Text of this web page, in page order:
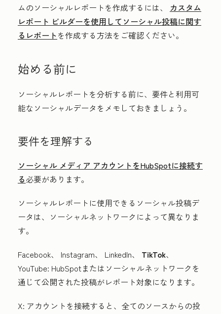
ムのソーシャルレポートを作成するには、 カスタム
レポート ビルダーを使用してソーシャル投稿に関す
るレポートを作成する方法をご確認ください。
始める前に
ソーシャルレポートを分析する前に、要件と利用可
能なソーシャルデータをメモしておきましょう。
要件を理解する
ソーシャル メディア アカウントをHubSpotに接続す
る必要があります。
ソーシャルレポートに使用できるソーシャル投稿デ
ータは、ソーシャルネットワークによって異なりま
す。
Facebook、 Instagram、 LinkedIn、 TikTok、
YouTube: HubSpotまたはソーシャルネットワークを
通じて公開された投稿がレポート対象になります。
X: アカウントを接続すると、全てのソースからの投